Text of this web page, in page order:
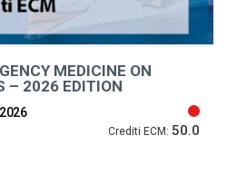
MEDICINE ON
– 2026 EDITION
Crediti ECM: 50.0